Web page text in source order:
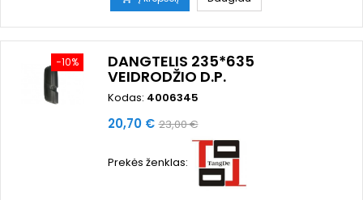
−10% DANGTELIS 235*635
VEIDRODŽIO D.P.
Kodas: 4006345
Kaina
20,70 € Bazinė
23,00 €
Prekės ženklas: